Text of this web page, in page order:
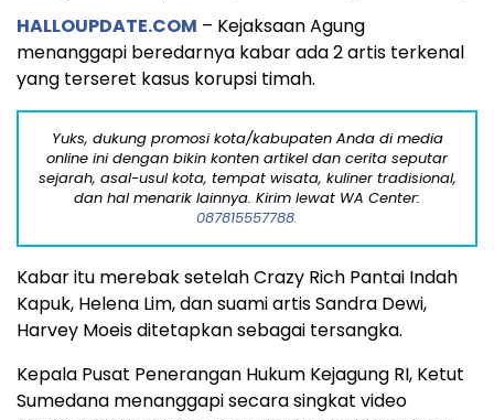
HALLOUPDATE.COM – Kejaksaan Agung
menanggapi beredarnya kabar ada 2 artis terkenal
yang terseret kasus korupsi timah.
Yuks, dukung promosi kota/kabupaten Anda di media
online ini dengan bikin konten artikel dan cerita seputar
sejarah, asal-usul kota, tempat wisata, kuliner tradisional,
dan hal menarik lainnya. Kirim lewat WA Center:
087815557788.
Kabar itu merebak setelah Crazy Rich Pantai Indah
Kapuk, Helena Lim, dan suami artis Sandra Dewi,
Harvey Moeis ditetapkan sebagai tersangka.
Kepala Pusat Penerangan Hukum Kejagung RI, Ketut
Sumedana menanggapi secara singkat video